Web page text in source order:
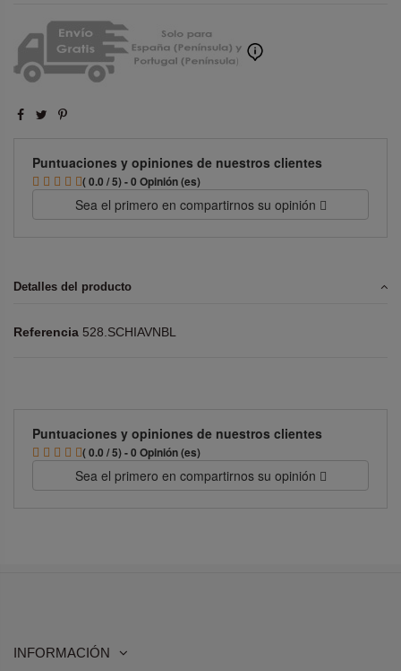
Puntuaciones y opiniones de nuestros clientes
( 0.0 / 5) - 0 Opinión (es)
Sea el primero en compartirnos su opinión
Detalles del producto
Referencia 528.SCHIAVNBL
Puntuaciones y opiniones de nuestros clientes
( 0.0 / 5) - 0 Opinión (es)
Sea el primero en compartirnos su opinión
INFORMACIÓN